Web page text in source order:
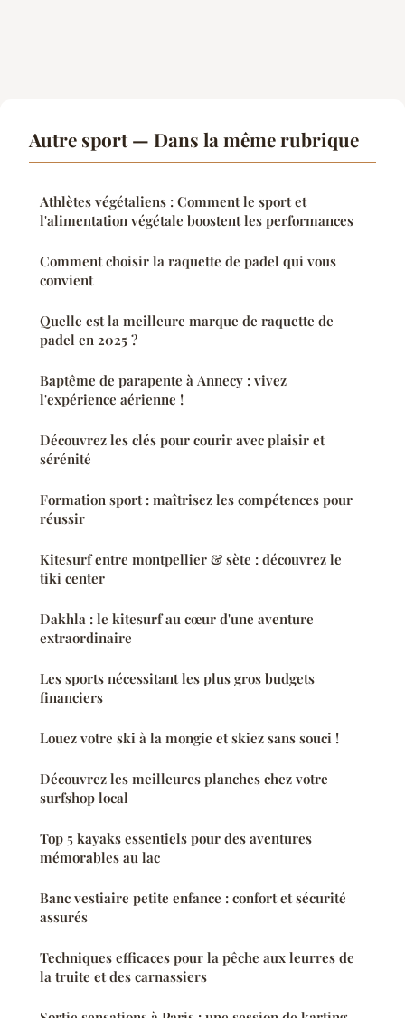
Autre sport — Dans la même rubrique
Athlètes végétaliens : Comment le sport et
l'alimentation végétale boostent les performances
Comment choisir la raquette de padel qui vous
convient
Quelle est la meilleure marque de raquette de
padel en 2025 ?
Baptême de parapente à Annecy : vivez
l'expérience aérienne !
Découvrez les clés pour courir avec plaisir et
sérénité
Formation sport : maîtrisez les compétences pour
réussir
Kitesurf entre montpellier & sète : découvrez le
tiki center
Dakhla : le kitesurf au cœur d'une aventure
extraordinaire
Les sports nécessitant les plus gros budgets
financiers
Louez votre ski à la mongie et skiez sans souci !
Découvrez les meilleures planches chez votre
surfshop local
Top 5 kayaks essentiels pour des aventures
mémorables au lac
Banc vestiaire petite enfance : confort et sécurité
assurés
Techniques efficaces pour la pêche aux leurres de
la truite et des carnassiers